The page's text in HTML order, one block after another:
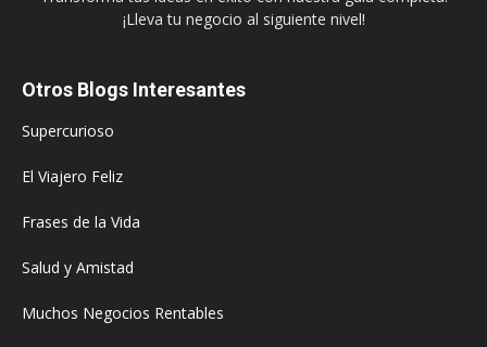
¡Lleva tu negocio al siguiente nivel!
Otros Blogs Interesantes
Supercurioso
El Viajero Feliz
Frases de la Vida
Salud y Amistad
Muchos Negocios Rentables